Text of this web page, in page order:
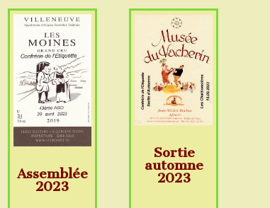
Assemblée
2023
Sortie
automne
2023